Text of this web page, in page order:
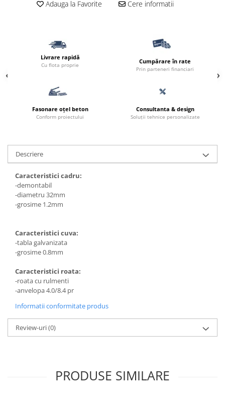
Adauga la Favorite Cere informatii
Livrare rapidă
Cu flota proprie Cumpărare în rate
Prin parteneri financiari
Fasonare oțel beton
Conform proiectului
Consultanta & design
Soluții tehnice personalizate
Descriere
Caracteristici cadru:
-demontabil
-diametru 32mm
-grosime 1.2mm
Caracteristici cuva:
-tabla galvanizata
-grosime 0.8mm
Caracteristici roata:
-roata cu rulmenti
-anvelopa 4.0/8.4 pr
Informatii conformitate produs
Review-uri(0)
PRODUSE SIMILARE